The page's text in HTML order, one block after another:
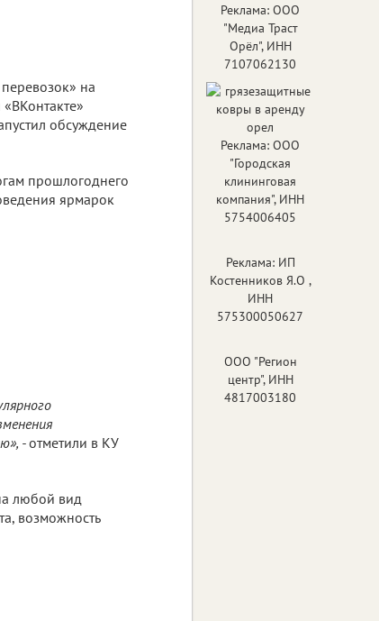
на
обсуждение
прошлогоднего
ярмарок
-отметили в КУ
любой вид
возможность
Реклама: ООО
"Медиа Траст
Орёл", ИНН
7107062130
Реклама: ООО
"Городская
клининговая
компания", ИНН
5754006405
Реклама: ИП
Костенников Я.О ,
ИНН
575300050627
ООО "Регион
центр", ИНН
4817003180